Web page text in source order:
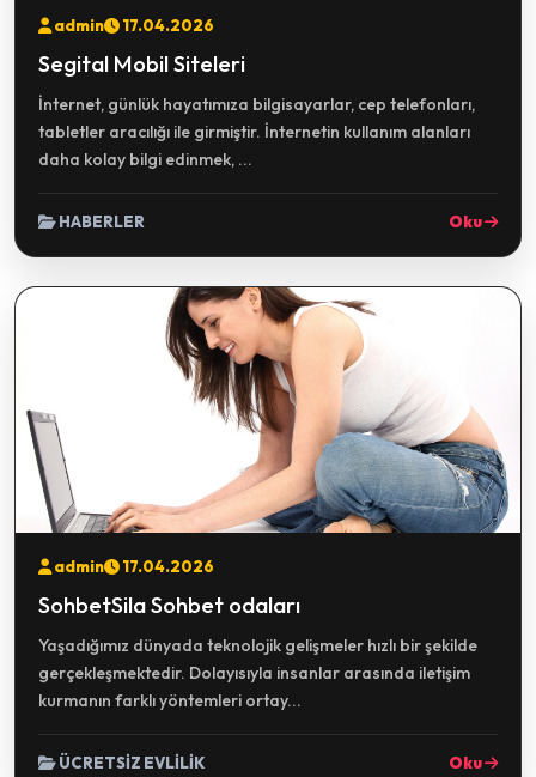
admin 17.04.2026
Segital Mobil Siteleri
İnternet, günlük hayatımıza bilgisayarlar, cep telefonları,
tabletler aracılığı ile girmiştir. İnternetin kullanım alanları
daha kolay bilgi edinmek, ...
HABERLER Oku
admin 17.04.2026
SohbetSila Sohbet odaları
Yaşadığımız dünyada teknolojik gelişmeler hızlı bir şekilde
gerçekleşmektedir. Dolayısıyla insanlar arasında iletişim
kurmanın farklı yöntemleri ortay...
ÜCRETSİZ EVLİLİK Oku